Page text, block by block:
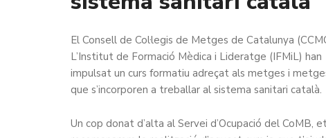
El Consell de Col·legis de Metges de Catalunya
L’Institut de Formació Mèdica i Lideratge (IFMiL) han
impulsat un curs formatiu adreçat als metges i
que s’incorporen a treballar al sistema sanitari català.
Un cop donat d’alta al Servei d’Ocupació del CoMB,